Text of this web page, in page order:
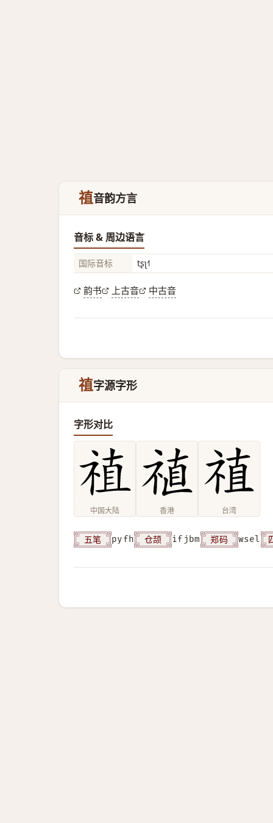
禃音韵方言
音标 & 周边语言
国际音标 tʂʅ˧˥
韵书 上古音 中古音
禃字源字形
字形对比
中国大陆 香港 台湾
五笔 pyfh 仓颉 ifjbm 郑码 wsel